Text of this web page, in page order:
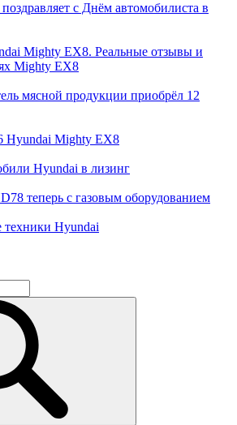
с Днём автомобилиста в
Mighty EX8. Реальные отзывы и
Mighty EX8
мясной продукции приобрёл 12
Hyundai Mighty EX8
Hyundai в лизинг
теперь с газовым оборудованием
Hyundai